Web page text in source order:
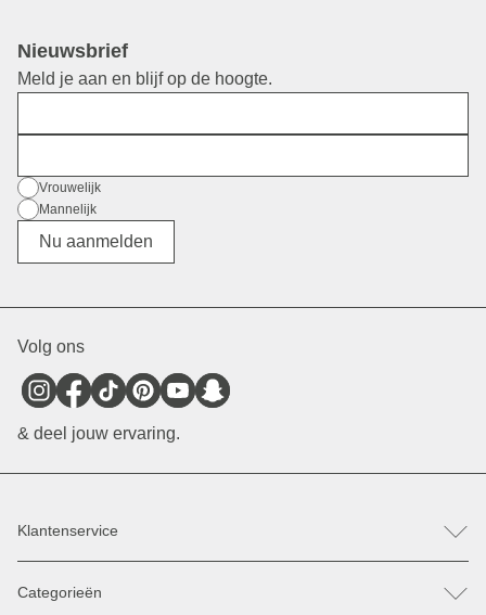
Nieuwsbrief
Meld je aan en blijf op de hoogte.
Geslacht
Vrouwelijk
Mannelijk
Divers
Nu aanmelden
Volg ons
& deel jouw ervaring.
Klantenservice
Hulp & Contact
Categorieën